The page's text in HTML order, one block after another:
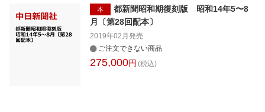
本
都新聞昭和期復刻版 昭和14年5〜8
月〔第28回配本〕
2019年02月 発売
ご注文できない商品
275,000円 (税込)